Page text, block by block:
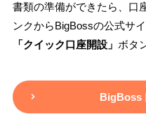
書類の準備ができたら、口
ンクからBigBossの公式サ
「クイック口座開設」 ボタ
BigBoss